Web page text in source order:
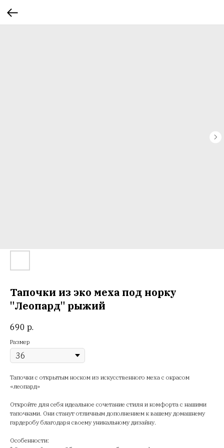
Тапочки из эко меха под норку
"Леопард" рыжий
690 р.
Размер
Тапочки с открытым носком из искусственного меха с окрасом
«леопард»
Откройте для себя идеальное сочетание стиля и комфорта с нашими
тапочками. Они станут отличным дополнением к вашему домашнему
гардеробу благодаря своему уникальному дизайну.
Особенности: